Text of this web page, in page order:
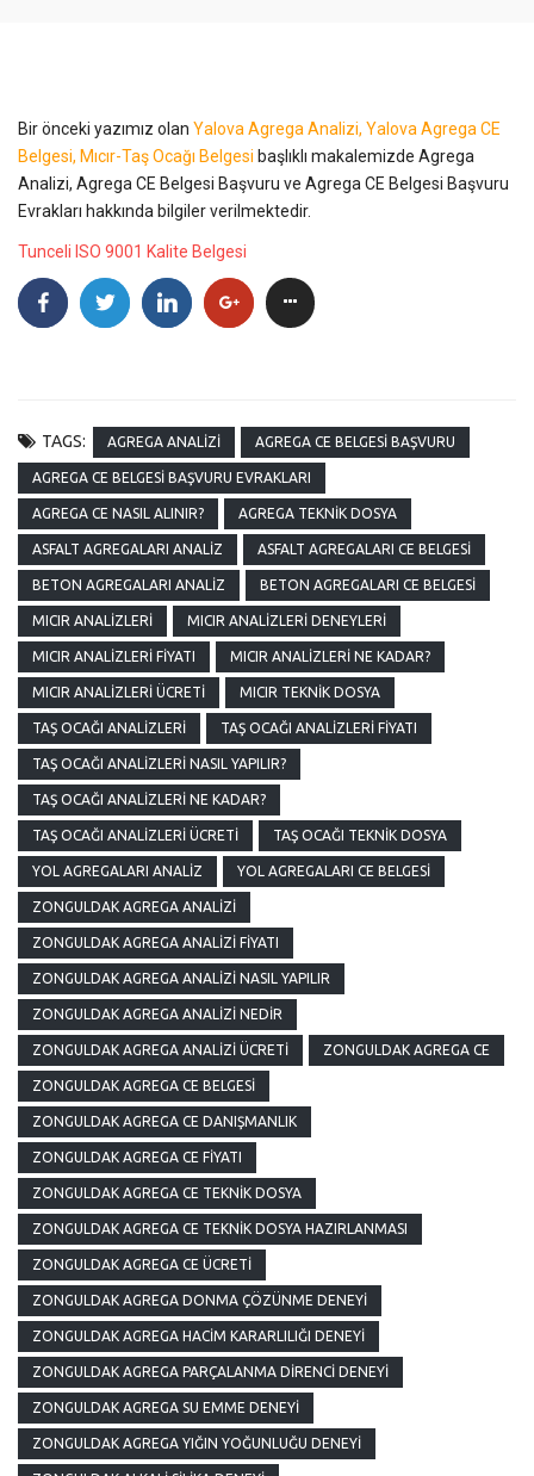
Bir önceki yazımız olan Yalova Agrega Analizi, Yalova Agrega CE
Belgesi, Mıcır-Taş Ocağı Belgesi başlıklı makalemizde Agrega
Analizi, Agrega CE Belgesi Başvuru ve Agrega CE Belgesi Başvuru
Evrakları hakkında bilgiler verilmektedir.
Tunceli ISO 9001 Kalite Belgesi
TAGS: AGREGA ANALIZI AGREGA CE BELGESI BAŞVURU
AGREGA CE BELGESI BAŞVURU EVRAKLARI
AGREGA CE NASIL ALINIR? AGREGA TEKNIK DOSYA
ASFALT AGREGALARI ANALIZ ASFALT AGREGALARI CE BELGESI
BETON AGREGALARI ANALIZ BETON AGREGALARI CE BELGESI
MICIR ANALIZLERI MICIR ANALIZLERI DENEYLERI
MICIR ANALIZLERI FIYATI MICIR ANALIZLERI NE KADAR?
MICIR ANALIZLERI ÜCRETI MICIR TEKNIK DOSYA
TAŞ OCAĞI ANALIZLERI TAŞ OCAĞI ANALIZLERI FIYATI
TAŞ OCAĞI ANALIZLERI NASIL YAPILIR?
TAŞ OCAĞI ANALIZLERI NE KADAR?
TAŞ OCAĞI ANALIZLERI ÜCRETI TAŞ OCAĞI TEKNIK DOSYA
YOL AGREGALARI ANALIZ YOL AGREGALARI CE BELGESI
ZONGULDAK AGREGA ANALIZI
ZONGULDAK AGREGA ANALIZI FIYATI
ZONGULDAK AGREGA ANALIZI NASIL YAPILIR
ZONGULDAK AGREGA ANALIZI NEDIR
ZONGULDAK AGREGA ANALIZI ÜCRETI ZONGULDAK AGREGA CE
ZONGULDAK AGREGA CE BELGESI
ZONGULDAK AGREGA CE DANIŞMANLIK
ZONGULDAK AGREGA CE FIYATI
ZONGULDAK AGREGA CE TEKNIK DOSYA
ZONGULDAK AGREGA CE TEKNIK DOSYA HAZIRLANMASI
ZONGULDAK AGREGA CE ÜCRETI
ZONGULDAK AGREGA DONMA ÇÖZÜNME DENEYI
ZONGULDAK AGREGA HACIM KARARLILIĞI DENEYI
ZONGULDAK AGREGA PARÇALANMA DIRENCI DENEYI
ZONGULDAK AGREGA SU EMME DENEYI
ZONGULDAK AGREGA YIĞIN YOĞUNLUĞU DENEYI